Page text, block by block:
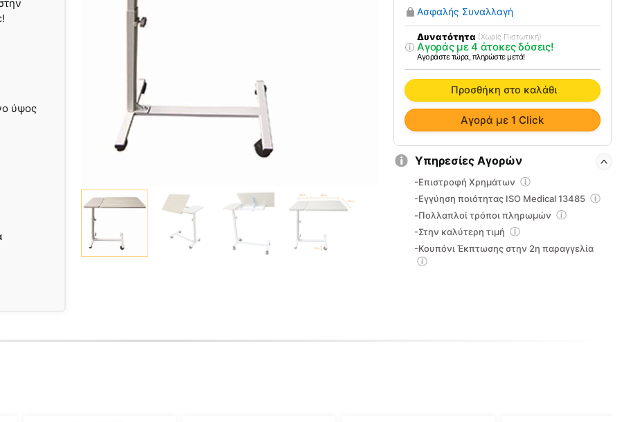
ύψος
Τροχήλατο
με
Ανάκλιση
0809243
ποσότητα
Ασφαλής Συναλλαγή
Δυνατότητα (Χωρίς Πιστωτική)
Αγοράς με 4 άτοκες δόσεις!
Αγοράστε τώρα, πληρώστε μετά!
Προσθήκη στο καλάθι
Αγορά με 1 Click
Υπηρεσίες Αγορών
-Επιστροφή Χρημάτων
-Εγγύηση ποιότητας ISO Medical 13485
-Πολλαπλοί τρόποι πληρωμών
-Στην καλύτερη τιμή
-Κουπόνι Έκπτωσης στην 2η παραγγελία